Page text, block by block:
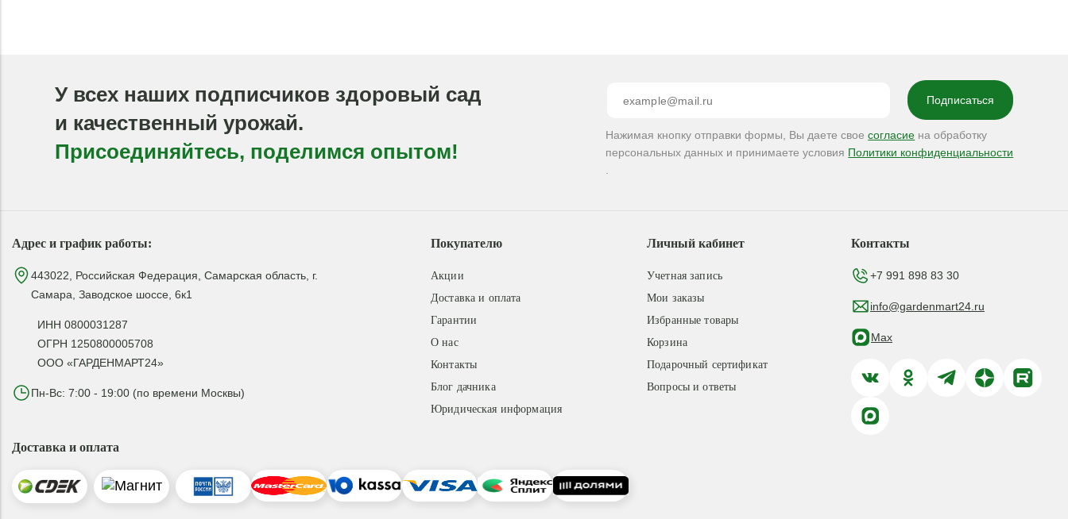
У всех наших подписчиков здоровый сад
и качественный урожай.
Присоединяйтесь, поделимся опытом!
Нажимая кнопку отправки формы, Вы даете своесогласие на обработку
персональных данных и принимаете условия Политики конфиденциальности
Адрес и график работы:
443022, Российская Федерация, Самарская область, г.
Самара, Заводское шоссе, 6к1
ИНН 0800031287
ОГРН 1250800005708
ООО «ГАРДЕНМАРТ24»
Пн-Вс: 7:00 - 19:00 (по времени Москвы)
Покупателю
Акции
Доставка и оплата
Гарантии
О нас
Контакты
Блог дачника
Юридическая информация
Личный кабинет
Учетная запись
Мои заказы
Избранные товары
Корзина
Подарочный сертификат
Вопросы и ответы
Контакты
+7 991 898 83 30
info@gardenmart24.ru
Max
Доставка и оплата